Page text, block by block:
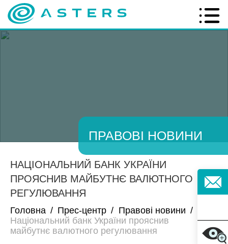
ПРАВОВІ НОВИНИ
НАЦІОНАЛЬНИЙ БАНК УКРАЇНИ
ПРОЯСНИВ МАЙБУТНЄ ВАЛЮТНОГО
РЕГУЛЮВАННЯ
Головна / Прес-центр / Правові новини /
Національний банк України прояснив
майбутнє валютного регулювання